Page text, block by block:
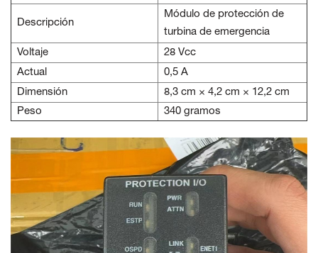
Descripción
Módulo de protección de
turbina de emergencia
Voltaje
28 Vcc
Actual
0,5 A
Dimensión
8,3 cm × 4,2 cm × 12,2 cm
Peso
340 gramos